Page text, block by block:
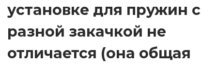
установке для пружин с
разной закачкой не
отличается (она общая